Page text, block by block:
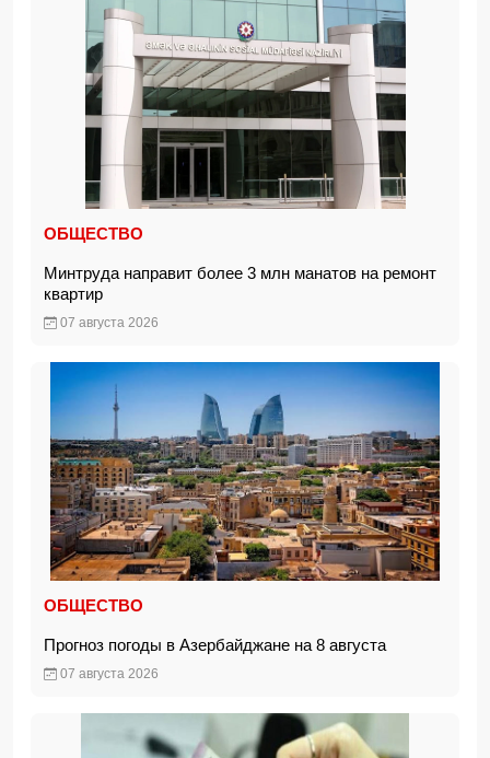
ОБЩЕСТВО
Минтруда направит более 3 млн манатов на ремонт
квартир
07 августа 2026
ОБЩЕСТВО
Прогноз погоды в Азербайджане на 8 августа
07 августа 2026